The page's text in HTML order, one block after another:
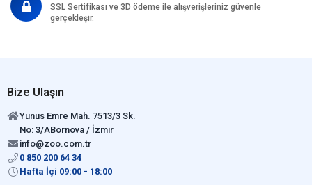
SSL Sertifikası ve 3D ödeme ile alışverişleriniz güvenle
gerçekleşir.
Bize Ulaşın
Yunus Emre Mah. 7513/3 Sk.
No: 3/ABornova / İzmir
info@zoo.com.tr
0 850 200 64 34
Hafta İçi 09:00 - 18:00